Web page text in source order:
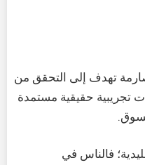
تهدف إلى التحقق من
تجريبية حقيقية مستمدة
فالناس في